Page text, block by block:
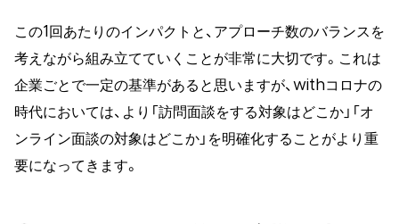
この1回あたりのインパクトと、アプローチ数のバランスを
考えながら組み立てていくことが非常に大切です。これは
企業ごとで一定の基準があると思いますが、withコロナの
時代においては、より「訪問面談をする対象はどこか」「オ
ンライン面談の対象はどこか」を明確化することがより重
要になってきます。